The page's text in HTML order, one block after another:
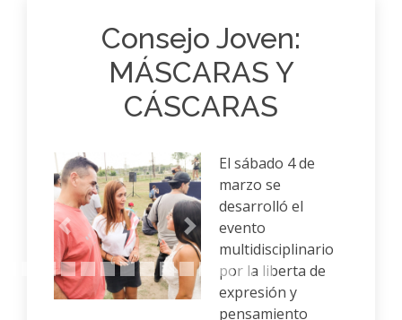
Consejo Joven:
MÁSCARAS Y
CÁSCARAS
Anterior Siguiente
El sábado 4 de
marzo se
desarrolló el
evento
multidisciplinario
por la liberta de
expresión y
pensamiento